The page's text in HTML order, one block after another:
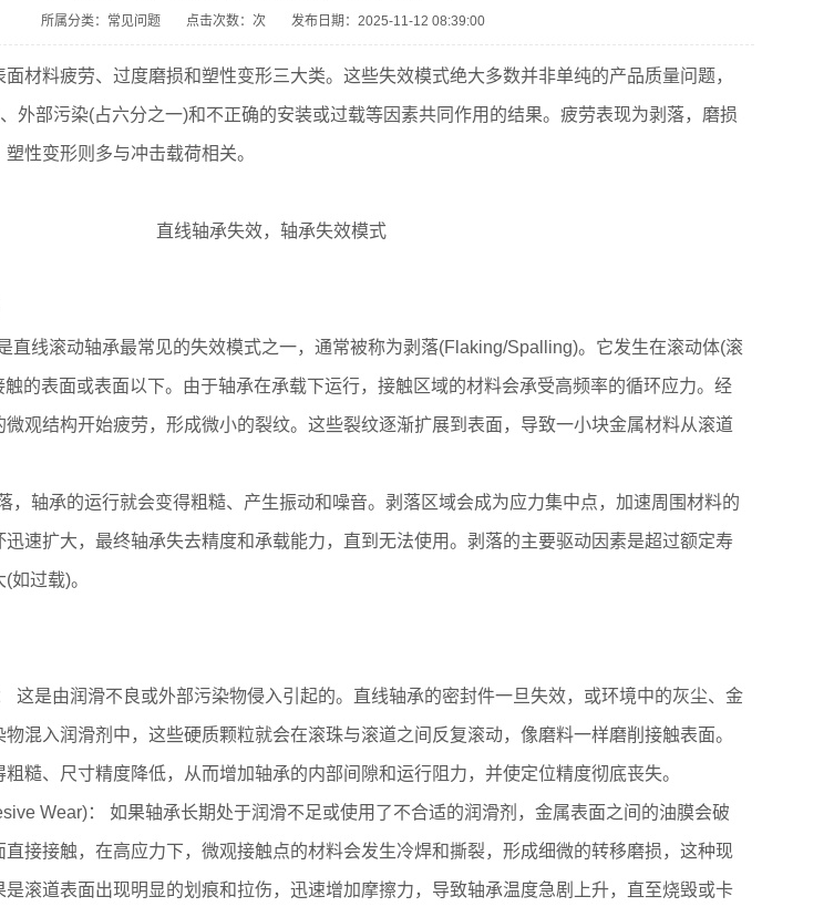
所属分类：常见问题 点击次数： 次 发布日期：2025-11-12 08:39:00
材料疲劳、过度磨损和塑性变形三大类。这些失效模式绝大多数并非单纯的产品质量问题，
外部污染(占六分之一)和不正确的安装或过载等因素共同作用的结果。疲劳表现为剥落，磨损
性变形则多与冲击载荷相关。
直线滚动轴承最常见的失效模式之一，通常被称为剥落(Flaking/Spalling)。它发生在滚动体(滚
的表面或表面以下。由于轴承在承载下运行，接触区域的材料会承受高频率的循环应力。经
观结构开始疲劳，形成微小的裂纹。这些裂纹逐渐扩展到表面，导致一小块金属材料从滚道
，轴承的运行就会变得粗糙、产生振动和噪音。剥落区域会成为应力集中点，加速周围材料的
速扩大，最终轴承失去精度和承载能力，直到无法使用。剥落的主要驱动因素是超过额定寿
如过载)。
这是由润滑不良或外部污染物侵入引起的。直线轴承的密封件一旦失效，或环境中的灰尘、金
混入润滑剂中，这些硬质颗粒就会在滚珠与滚道之间反复滚动，像磨料一样磨削接触表面。
糙、尺寸精度降低，从而增加轴承的内部间隙和运行阻力，并使定位精度彻底丧失。
Wear)： 如果轴承长期处于润滑不足或使用了不合适的润滑剂，金属表面之间的油膜会破
接接触，在高应力下，微观接触点的材料会发生冷焊和撕裂，形成细微的转移磨损，这种现
滚道表面出现明显的划痕和拉伤，迅速增加摩擦力，导致轴承温度急剧上升，直至烧毁或卡